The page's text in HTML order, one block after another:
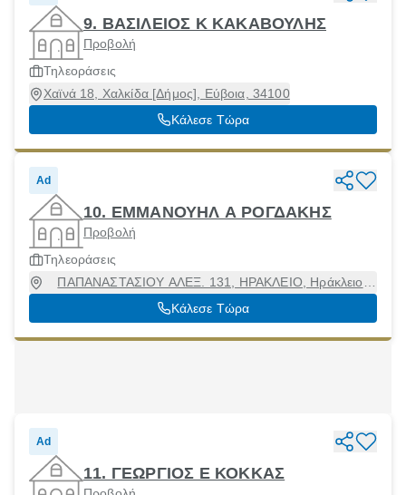
9. ΒΑΣΙΛΕΙΟΣ Κ ΚΑΚΑΒΟΥΛΗΣ
Προβολή
Τηλεοράσεις
Χαϊνά 18, Χαλκίδα [Δήμος], Εύβοια, 34100
Κάλεσε Τώρα
Ad
10. ΕΜΜΑΝΟΥΗΛ Α ΡΟΓΔΑΚΗΣ
Προβολή
Τηλεοράσεις
ΠΑΠΑΝΑΣΤΑΣΙΟΥ ΑΛΕΞ. 131, ΗΡΑΚΛΕΙΟ, Ηράκλειο
[Δήμος], Ηράκλειο, 71409
Κάλεσε Τώρα
Ad
11. ΓΕΩΡΓΙΟΣ Ε ΚΟΚΚΑΣ